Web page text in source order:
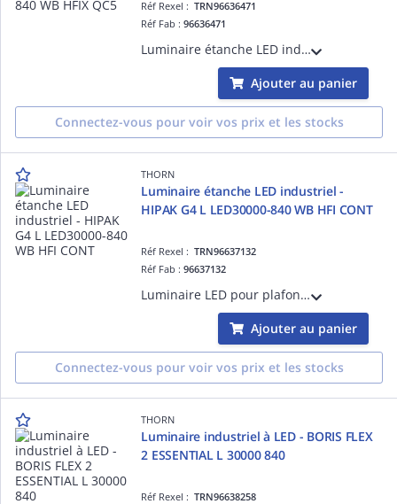
Réf Rexel :TRN96636471
Réf Fab :96636471
Luminaire étanche LED industriel - HIPAK G4 M LED25000-840 WB HFIX QC5 - Alimentation pour luminaires LED ¿ 25000 lm ¿ 146.7W ¿ 30° ¿ 4000K ¿ IP65 ¿ version DALI
Ajouter au panier
Connectez-vous pour voir vos prix et les stocks
THORN
Luminaire étanche LED industriel -
HIPAK G4 L LED30000-840 WB HFI CONT
Réf Rexel :TRN96637132
Réf Fab :96637132
Luminaire LED pour plafonds élevés avec point de suspension unique IP65 et optique à faisceau extensif. Electronique, non gradable, pour alimentation 220-240V, 50/60Hz. Classe électrique I. IK08. Boîtier : aluminium fonderie
Ajouter au panier
Connectez-vous pour voir vos prix et les stocks
THORN
Luminaire industriel à LED - BORIS FLEX
2 ESSENTIAL L 30000 840
Réf Rexel :TRN96638258